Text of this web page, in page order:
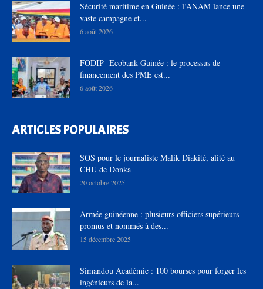
Sécurité maritime en Guinée : l’ANAM lance une
vaste campagne et...
6 août 2026
FODIP -Ecobank Guinée : le processus de
financement des PME est...
6 août 2026
ARTICLES POPULAIRES
SOS pour le journaliste Malik Diakité, alité au
CHU de Donka
20 octobre 2025
Armée guinéenne : plusieurs officiers supérieurs
promus et nommés à des...
15 décembre 2025
Simandou Académie : 100 bourses pour forger les
ingénieurs de la...